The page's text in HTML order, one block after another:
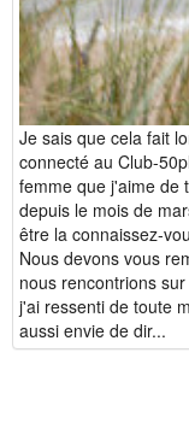
Je sais que cela fait
connecté au Club-
femme que j'aime de
depuis le mois de
être la connaissez-
Nous devons vous
nous rencontrions
j'ai ressenti de toute
aussi envie de dir...